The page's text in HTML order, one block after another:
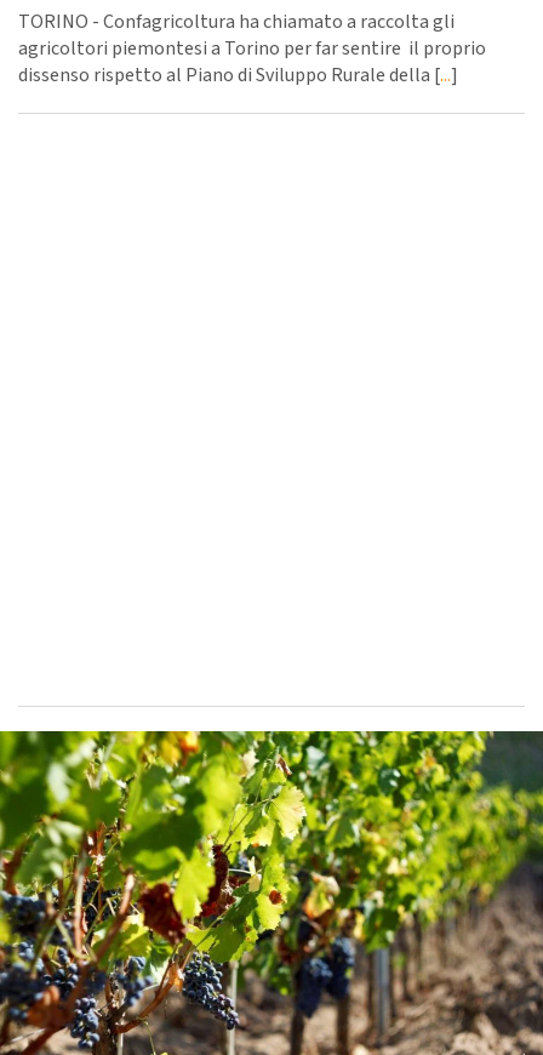
TORINO - Confagricoltura ha chiamato a raccolta gli
agricoltori piemontesi a Torino per far sentire il proprio
dissenso rispetto al Piano di Sviluppo Rurale della [...]